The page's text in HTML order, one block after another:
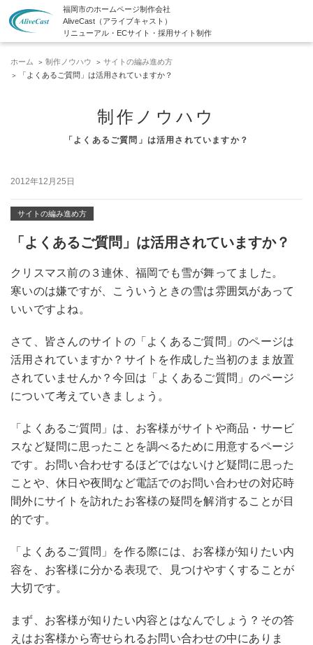
福岡市のホームページ制作会社
AliveCast（アライブキャスト）
リニューアル・ECサイト・採用サイト制作
ホーム 制作ノウハウ
サイトの編み進め方
「よくあるご質問」は活用されていますか？
制作ノウハウ
「よくあるご質問」は活用されていますか？
2012年12月25日
サイトの編み進め方
「よくあるご質問」は活用されていますか？
クリスマス前の３連休、福岡でも雪が舞ってました。
寒いのは嫌ですが、こういうときの雪は雰囲気があって
いいですよね。
さて、皆さんのサイトの「よくあるご質問」のページは
活用されていますか？サイトを作成した当初のまま放置
されていませんか？今回は「よくあるご質問」のページ
について考えていきましょう。
「よくあるご質問」は、お客様がサイトや商品・サービ
スなど疑問に思ったことを調べるために用意するページ
です。お問い合わせするほどではないけど疑問に思った
ことや、休日や夜間など電話でのお問い合わせの対応時
間外にサイトを訪れたお客様の疑問を解消することが目
的です。
「よくあるご質問」を作る際には、お客様が知りたい内
容を、お客様に分かる表現で、見つけやすくすることが
大切です。
まず、お客様が知りたい内容とはなんでしょう？その答
えはお客様から寄せられるお問い合わせの中にありま